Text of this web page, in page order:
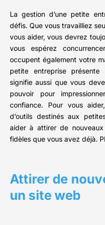
La gestion d’une petite
défis. Que vous travailliez
vous aider, vous devrez
vous espérez
occupent également votre
petite entreprise présente
signifie aussi que vous
pouvoir pour
confiance. Pour vous
d’outils destinés aux
aider à attirer de
fidèles que vous avez déjà.
Attirer de
un site web